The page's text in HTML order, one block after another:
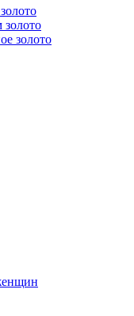
золото
золото